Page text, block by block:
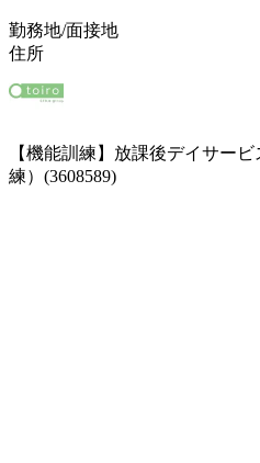
勤務地/面接地
住所
【機能訓練】放課後デイサー
練）(3608589)